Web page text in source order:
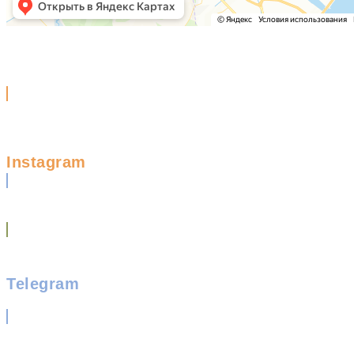
Instagram
Telegram